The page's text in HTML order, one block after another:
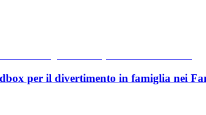
per il divertimento in famiglia nei